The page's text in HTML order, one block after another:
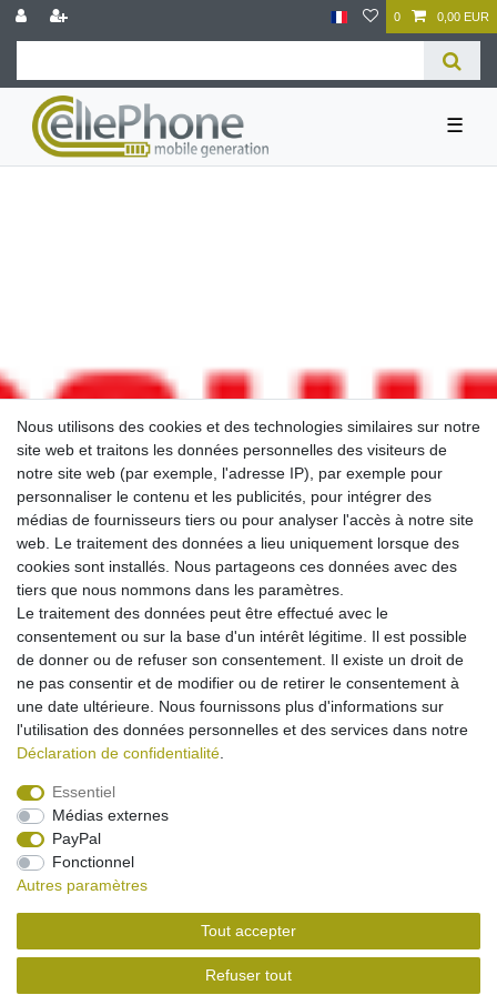
0 0,00 EUR
☰
Toshiba
Mentions légales
Conditions générales
Rétracter le contrat ici Contact
Nous utilisons des cookies et des technologies similaires sur notre
site web et traitons les données personnelles des visiteurs de
notre site web (par exemple, l'adresse IP), par exemple pour
personnaliser le contenu et les publicités, pour intégrer des
médias de fournisseurs tiers ou pour analyser l'accès à notre site
web. Le traitement des données a lieu uniquement lorsque des
cookies sont installés. Nous partageons ces données avec des
tiers que nous nommons dans les paramètres.
Le traitement des données peut être effectué avec le
consentement ou sur la base d'un intérêt légitime. Il est possible
de donner ou de refuser son consentement. Il existe un droit de
ne pas consentir et de modifier ou de retirer le consentement à
une date ultérieure. Nous fournissons plus d'informations sur
l'utilisation des données personnelles et des services dans notre
Déclaration de confidentialité
Essentiel
Médias externes
PayPal
Fonctionnel
Autres paramètres
Tout accepter
Refuser tout